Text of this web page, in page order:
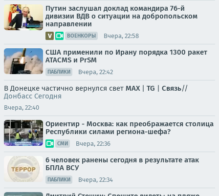
Путин заслушал доклад командира 76-й
дивизии ВДВ о ситуации на добропольском
направлении
ВОЕНКОРЫ Вчера, 22:58
США применили по Ирану порядка 1300 ракет
ATACMS и PrSM
ПАБЛИКИ Вчера, 22:42
В Донецке частично вернулся свет MAX| TG | Связь//
Донбасс Сегодня
Вчера, 22:40
Ориентир - Москва: как преображается столица
Республики силами региона-шефа?
СМИ Вчера, 22:36
6 человек ранены сегодня в результате атак
БПЛА ВСУ
ПАБЛИКИ Вчера, 22:34